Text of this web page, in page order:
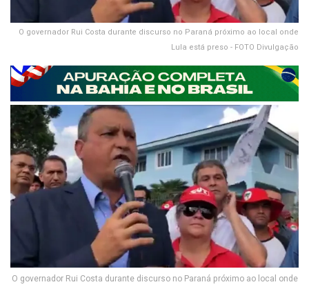
O governador Rui Costa durante discurso no Paraná próximo ao local onde
Lula está preso - FOTO Divulgação
O governador Rui Costa durante discurso no Paraná próximo ao local onde